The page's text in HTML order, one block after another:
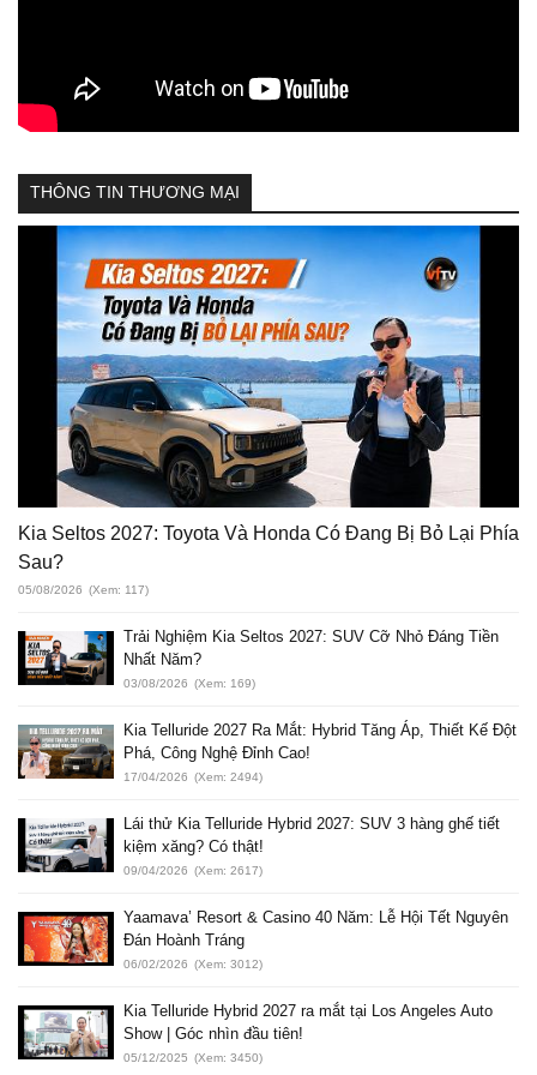
THÔNG TIN THƯƠNG MẠI
Kia Seltos 2027: Toyota Và Honda Có Đang Bị Bỏ Lại Phía
Sau?
05/08/2026 (Xem: 117)
Trải Nghiệm Kia Seltos 2027: SUV Cỡ Nhỏ Đáng Tiền
Nhất Năm?
03/08/2026 (Xem: 169)
Kia Telluride 2027 Ra Mắt: Hybrid Tăng Áp, Thiết Kế Đột
Phá, Công Nghệ Đỉnh Cao!
17/04/2026 (Xem: 2494)
Lái thử Kia Telluride Hybrid 2027: SUV 3 hàng ghế tiết
kiệm xăng? Có thật!
09/04/2026 (Xem: 2617)
Yaamava’ Resort & Casino 40 Năm: Lễ Hội Tết Nguyên
Đán Hoành Tráng
06/02/2026 (Xem: 3012)
Kia Telluride Hybrid 2027 ra mắt tại Los Angeles Auto
Show | Góc nhìn đầu tiên!
05/12/2025 (Xem: 3450)